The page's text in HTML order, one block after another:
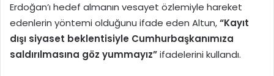
Erdoğan’ı hedef almanın vesayet özlemiyle hareket
edenlerin yöntemi olduğunu ifade eden Altun,“Kayıt
dışı siyaset beklentisiyle Cumhurbaşkanımıza
saldırılmasına göz yummayız”ifadelerini kullandı.